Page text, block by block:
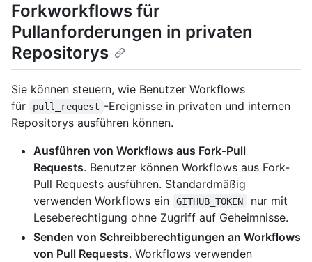
Forkworkflows für
Pullanforderungen in privaten
Repositorys
Sie können steuern, wie Benutzer Workflows
für
pull_request -Ereignisse in privaten und internen
Repositorys ausführen können.
Ausführen von Workflows aus Fork-Pull
Requests. Benutzer können Workflows aus Fork-
Pull Requests ausführen. Standardmäßig
verwenden Workflows ein
GITHUB_TOKEN
nur mit
Leseberechtigung ohne Zugriff auf Geheimnisse.
Senden von Schreibberechtigungen an Workflows
von Pull Requests. Workflows verwenden